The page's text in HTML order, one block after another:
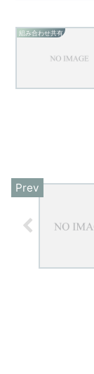
組み合わせ共有